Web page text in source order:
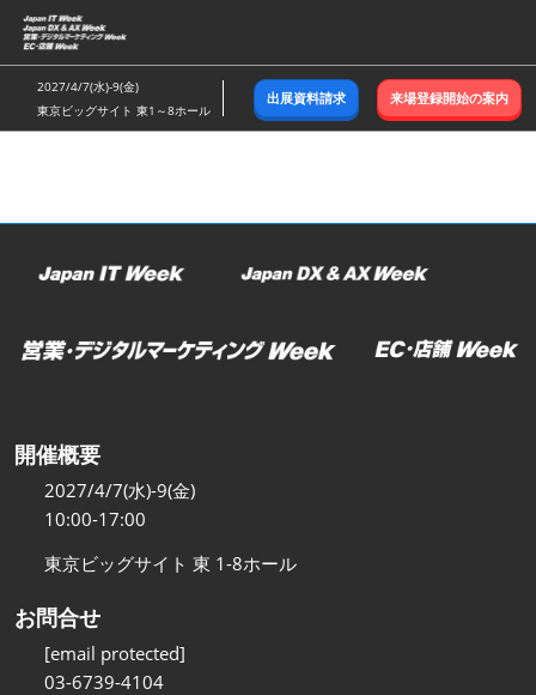
ス
キ
ッ
し
む
2027/4/7(水)-9(金)
東京ビッグサイト 東1～8ホール
出展資料請求 来場登録開始の案内
開催概要
2027/4/7(水)-9(金)
10:00-17:00
東京ビッグサイト 東 1-8ホール
お問合せ
[email protected]
03-6739-4104